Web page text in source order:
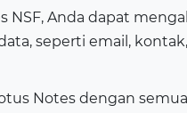
NSF, Anda dapat
seperti email,
Notes dengan